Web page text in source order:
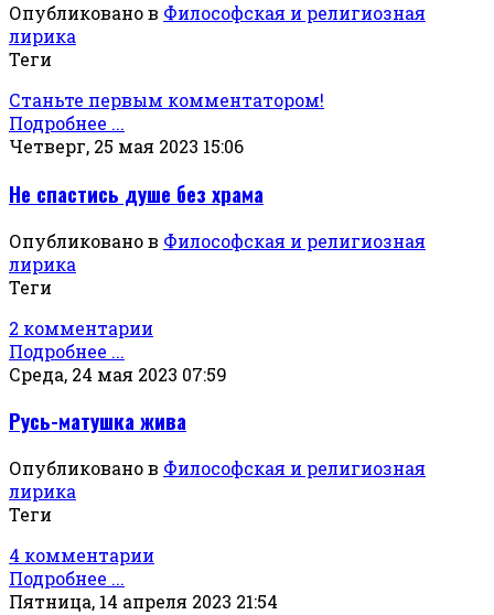
Опубликовано в Философская и религиозная
лирика
Теги
Станьте первым комментатором!
Подробнее ...
Четверг, 25 мая 2023 15:06
Не спастись душе без храма
Опубликовано в Философская и религиозная
лирика
Теги
2 комментарии
Подробнее ...
Среда, 24 мая 2023 07:59
Русь-матушка жива
Опубликовано в Философская и религиозная
лирика
Теги
4 комментарии
Подробнее ...
Пятница, 14 апреля 2023 21:54